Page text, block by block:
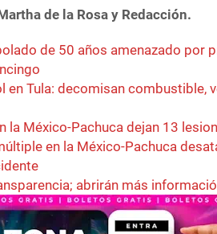
de la Rosa y Redacción.
de 50 años amenazado por
en Tula: decomisan combustible,
la México-Pachuca dejan 13
en la México-Pachuca
abrirán más